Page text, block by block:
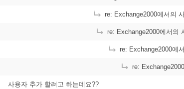
re: Exchange2000에서의
re: Exchange2000에서의
re: Exchange2000에
re:
사용자 추가 할려고 하는데요??